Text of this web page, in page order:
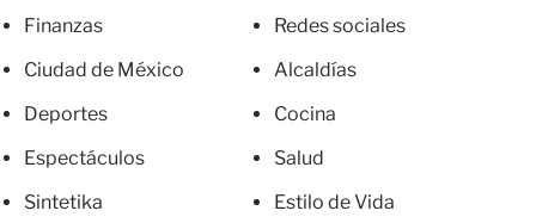
Finanzas
Ciudad de México
Deportes
Espectáculos
Sintetika
Redes sociales
Alcaldías
Cocina
Salud
Estilo de Vida